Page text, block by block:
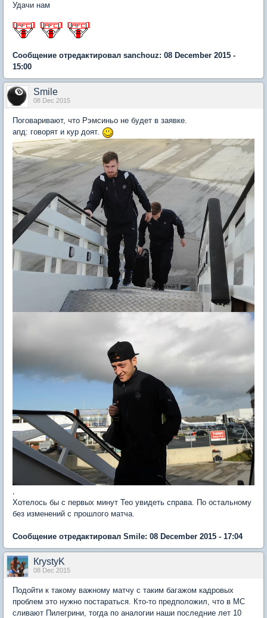
Удачи нам
Сообщение отредактировал sanchouz: 08 December 2015 -
15:00
Smile
08 Dec 2015
Поговаривают, что Рэмсиньо не будет в заявке.
апд: говорят и кур доят.
Хотелось бы с первых минут Тео увидеть справа. По остальному
без изменений с прошлого матча.
Сообщение отредактировал Smile: 08 December 2015 - 17:04
КrystyK
08 Dec 2015
Подойти к такому важному матчу с таким багажом кадровых
проблем это нужно постараться. Кто-то предположил, что в МС
сливают Пилегрини, тогда по аналогии наши последние лет 10